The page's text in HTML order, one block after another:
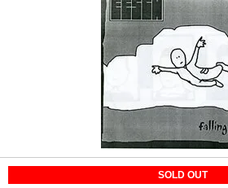
SOLD OUT